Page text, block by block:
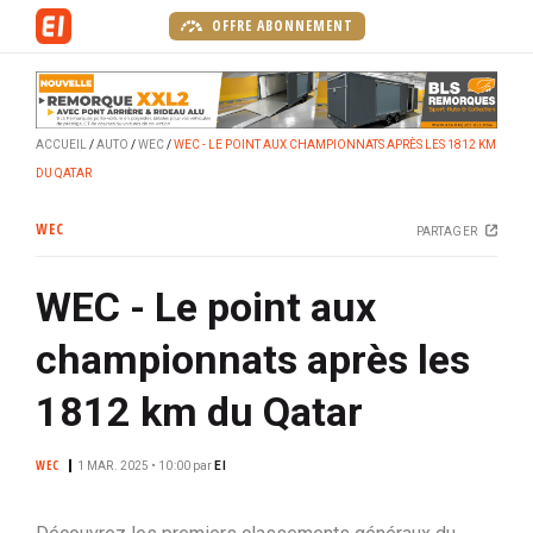
OFFRE ABONNEMENT
ACCUEIL AUTO WEC WEC - LE POINT AUX CHAMPIONNATS APRÈS LES 1812 KM
DU QATAR
WEC PARTAGER
WEC - Le point aux
championnats après les
1812 km du Qatar
WEC 1 MAR. 2025 • 10:00 par EI